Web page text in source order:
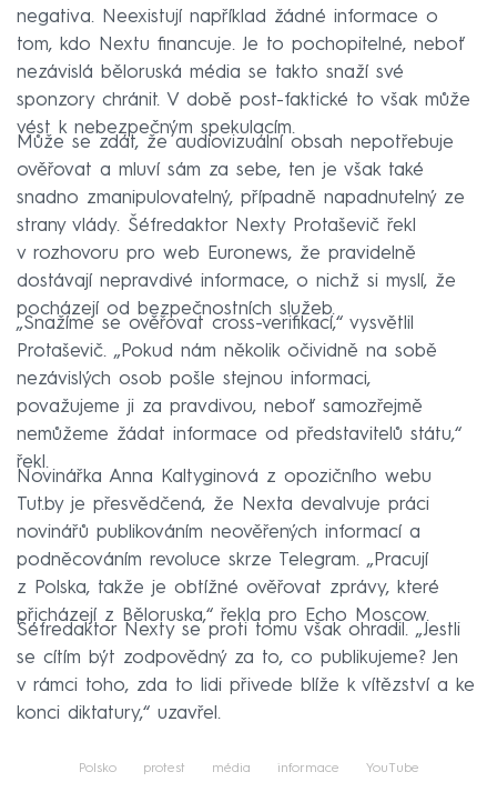
negativa. Neexistují například žádné informace o
tom, kdo Nextu financuje. Je to pochopitelné, neboť
nezávislá běloruská média se takto snaží své
sponzory chránit. V době post-faktické to však může
vést k nebezpečným spekulacím.
Může se zdát, že audiovizuální obsah nepotřebuje
ověřovat a mluví sám za sebe, ten je však také
snadno zmanipulovatelný, případně napadnutelný ze
strany vlády. Šéfredaktor Nexty Protaševič řekl
v rozhovoru pro web Euronews, že pravidelně
dostávají nepravdivé informace, o nichž si myslí, že
pocházejí od bezpečnostních služeb.
„Snažíme se ověřovat cross-verifikací,“ vysvětlil
Protaševič. „Pokud nám několik očividně na sobě
nezávislých osob pošle stejnou informaci,
považujeme ji za pravdivou, neboť samozřejmě
nemůžeme žádat informace od představitelů státu,“
řekl.
Novinářka Anna Kaltyginová z opozičního webu
Tut.by je přesvědčená, že Nexta devalvuje práci
novinářů publikováním neověřených informací a
podněcováním revoluce skrze Telegram. „Pracují
z Polska, takže je obtížné ověřovat zprávy, které
přicházejí z Běloruska,“ řekla pro Echo Moscow.
Šéfredaktor Nexty se proti tomu však ohradil. „Jestli
se cítím být zodpovědný za to, co publikujeme? Jen
v rámci toho, zda to lidi přivede blíže k vítězství a ke
konci diktatury,“ uzavřel.
Polsko protest média informace YouTube